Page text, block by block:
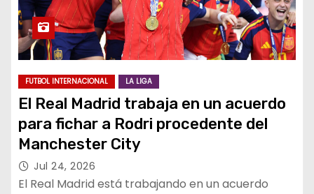
FUTBOL INTERNACIONAL LA LIGA
El Real Madrid trabaja en un acuerdo
para fichar a Rodri procedente del
Manchester City
Jul 24, 2026
El Real Madrid está trabajando en un acuerdo